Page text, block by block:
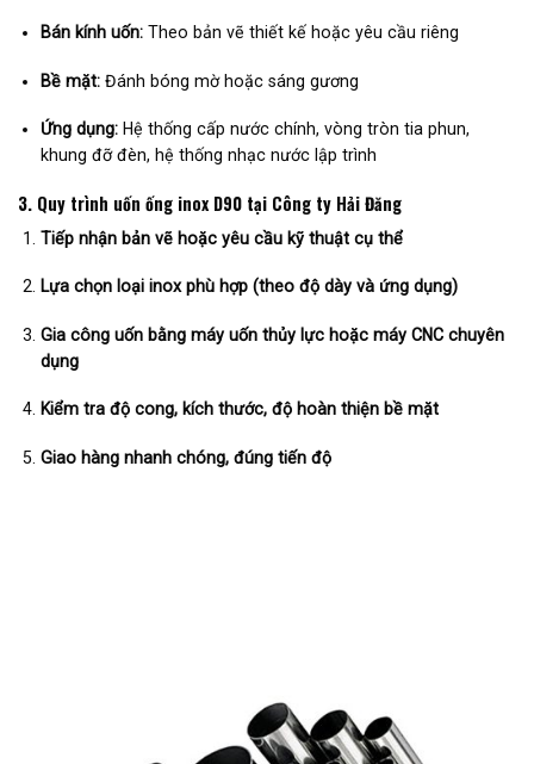
Bán kính uốn:Theo bản vẽ thiết kế hoặc yêu cầu riêng
Bề mặt:Đánh bóng mờ hoặc sáng gương
Ứng dụng:Hệ thống cấp nước chính, vòng tròn tia phun,
khung đỡ đèn, hệ thống nhạc nước lập trình
3. Quy trình uốn ống inox D90 tại Công ty Hải Đăng
Tiếp nhận bản vẽ hoặc yêu cầu kỹ thuật cụ thể
Lựa chọn loại inox phù hợp (theo độ dày và ứng dụng)
Gia công uốn bằng máy uốn thủy lực hoặc máy CNC chuyên
dụng
Kiểm tra độ cong, kích thước, độ hoàn thiện bề mặt
Giao hàng nhanh chóng, đúng tiến độ